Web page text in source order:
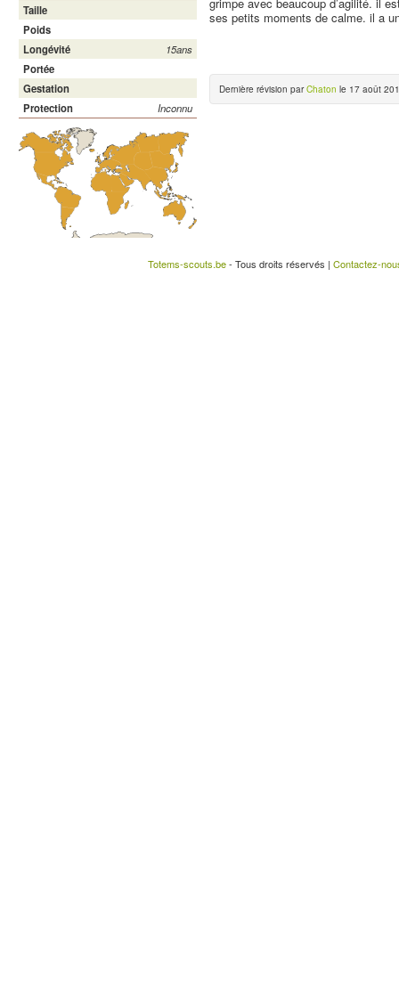
Taille
Poids
Longévité
15ans
Portée
Gestation
Protection
Inconnu
ses petits moments de calme. il a
Dernière révision parChaton le 17 août
Totems-scouts.be- Tous droits réservés | Contactez-